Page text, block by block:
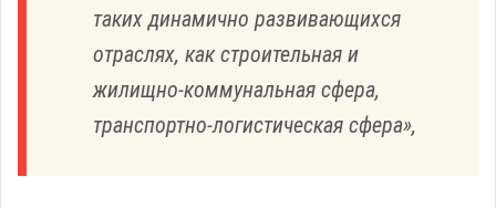
таких динамично развивающихся
отраслях, как строительная и
жилищно-коммунальная сфера,
транспортно-логистическая сфера»,